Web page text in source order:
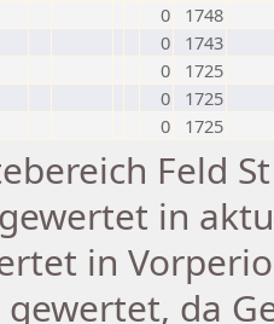
0
1748
0
1743
0
1725
0
1725
0 1725
Feld
in
in
da